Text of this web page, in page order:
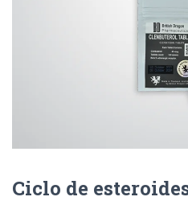
Ciclo de